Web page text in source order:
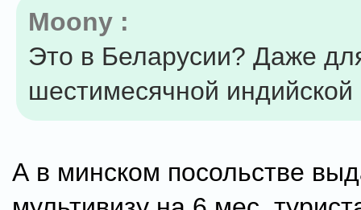
Moony :
Это в Беларусии? Даже
шестимесячной
А в минском посольстве